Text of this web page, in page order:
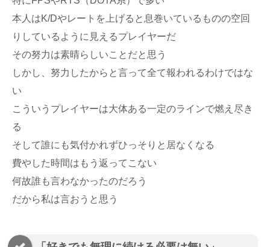
本人はK/Dやレートを上げると息巻いているものの空回
りしているように見えるプレイヤーだ
その努力は素晴らしいことだと思う
しかし、努力したからと言って全て報われるわけではな
い
こういうプレイヤーは大体ある一定のラインで燃え尽き
る
そして誰にも気付かれずひっそりと居なくなる
費やした時間はもう返ってこない
何故誰も言わなかったのだろう
だから私は言おうと思う